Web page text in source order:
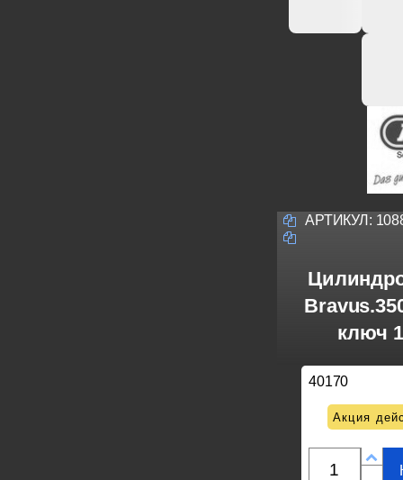
АРТИКУЛ:
ключ
40170
Акция